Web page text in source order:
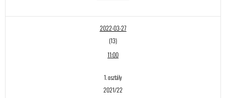
2022-03-27
(13)
11:00
1. osztály
2021/22